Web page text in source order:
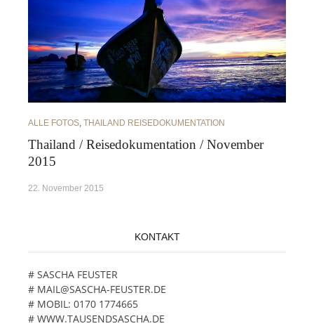
ALLE FOTOS THAILAND REISEDOKUMENTATION
Thailand / Reisedokumentation / November
2015
22. November 2015
KONTAKT
# SASCHA FEUSTER
# MAIL@SASCHA-FEUSTER.DE
# MOBIL: 0170 1774665
# WWW.TAUSENDSASCHA.DE